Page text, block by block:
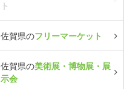
ト
佐賀県のフリーマーケット
佐賀県の美術展・博物展・展
示会